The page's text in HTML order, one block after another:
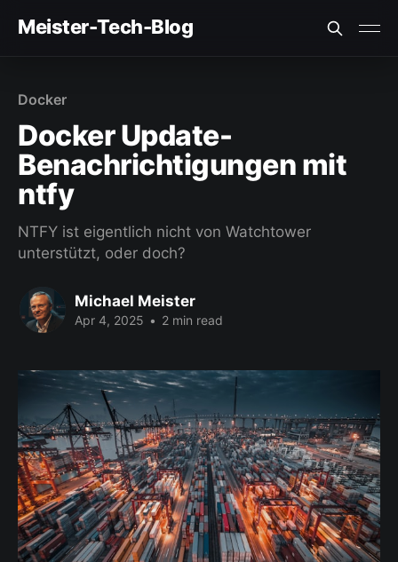
Meister-Tech-Blog
Fehler beim Laden (Ist der API Key korrekt?)
Docker
Docker Update-
Benachrichtigungen mit
ntfy
NTFY ist eigentlich nicht von Watchtower
unterstützt, oder doch?
Michael Meister
Apr 4, 2025 • 2 min read